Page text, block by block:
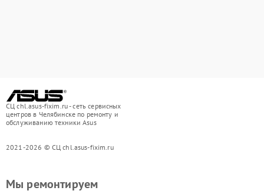
СЦ chl.asus-fixim.ru - сеть сервисных
центров в Челябинске по ремонту и
обслуживанию техники Asus
2021-2026 © СЦ chl.asus-fixim.ru
Мы ремонтируем